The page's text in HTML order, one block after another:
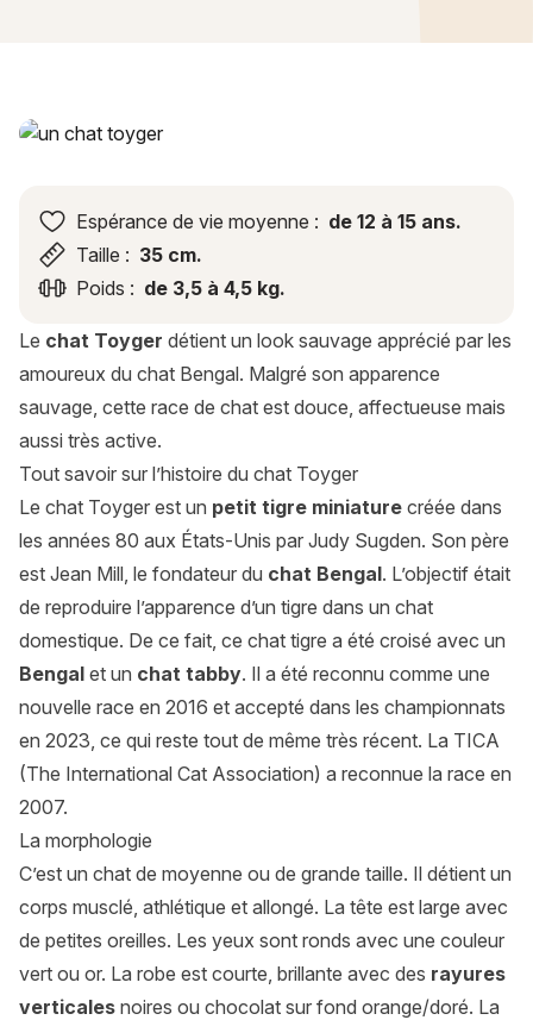
Chat Toyger : histoire, caractère, alimentation, entretien,
Espérance de vie moyenne : de 12 à 15 ans.
Taille : 35 cm.
Poids : de 3,5 à 4,5 kg.
Le chat Toyger détient un look sauvage apprécié par les
amoureux du chat Bengal. Malgré son apparence
sauvage, cette race de chat est douce, affectueuse mais
aussi très active.
Tout savoir sur l’histoire du chat Toyger
Le chat Toyger est un petit tigre miniature créée dans
les années 80 aux États-Unis par Judy Sugden. Son père
est Jean Mill, le fondateur du chat Bengal. L’objectif était
de reproduire l’apparence d’un tigre dans un chat
domestique. De ce fait, ce chat tigre a été croisé avec un
Bengal et un chat tabby. Il a été reconnu comme une
nouvelle race en 2016 et accepté dans les championnats
en 2023, ce qui reste tout de même très récent. La TICA
(The International Cat Association) a reconnue la race en
2007.
La morphologie
C’est un chat de moyenne ou de grande taille. Il détient un
corps musclé, athlétique et allongé. La tête est large avec
de petites oreilles. Les yeux sont ronds avec une couleur
vert ou or. La robe est courte, brillante avec des rayures
verticales noires ou chocolat sur fond orange/doré. La